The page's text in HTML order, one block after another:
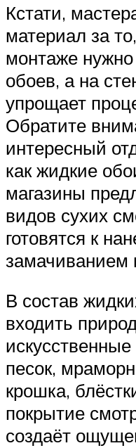
Кстати,
материал за
монтаже
обоев, а на
упрощает
Обратите
интересный
как жидкие
магазины
видов сухих
готовятся к
замачиванием
В состав
входить
песок,
крошка,
покрытие
создаёт